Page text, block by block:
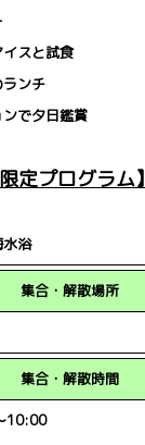
スと試食
ンチ
で夕日鑑賞
定プログラム】
浴
集合・解散場所
集合・解散時間
10:00